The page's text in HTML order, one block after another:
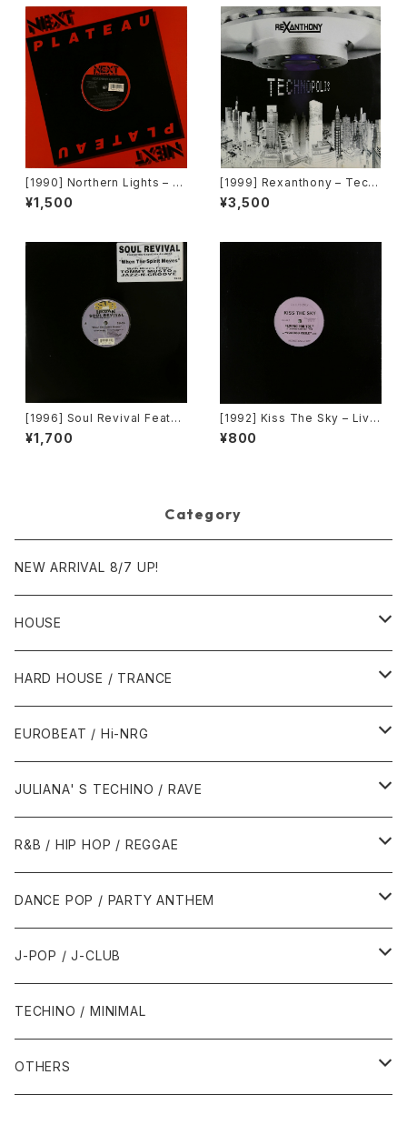
[1990] Northern Lights – J
et Lag [Next Plateau Recor
ds Inc.]
¥1,500
[1999] Rexanthony – Tech
nopolis [Franton]
¥3,500
[1996] Soul Revival Featuri
ng Capathia Jenkins – Whe
n The Spirit Moves [Sub-U
¥1,700
[1992] Kiss The Sky – Livin
g For You / Voodoo Chile /
What Does It Take? / Don't
¥800
Category
NEW ARRIVAL 8/7 UP!
HOUSE
1980年代
1987年・以前
1988年
1990年代
1990年
1991年
1995年
1996年
2000年代
2000年
2001年
2005年
2010年代
2010年
2011年
HARD HOUSE / TRANCE
1990年代
1994年・以前
1995年
1999年
2000年代
2000年
2001年
2005年
EUROBEAT / Hi-NRG
1980年代
1986年・以前
1987年
1990年代
1990年
1991年
2000年代
JULIANA' S TECHINO / RAVE
1990年代
1990年
1991年
2000年代
2000年
2001年
R&B / HIP HOP / REGGAE
1980年代
1985年・以前
1986年
1990年代
1990年
1991年
2000年代
2000年
DANCE POP / PARTY ANTHEM
1980年代
1988年・以前
1989年
1990年代
1990年
2000年代
J-POP / J-CLUB
1980年代
1990年代
TECHINO / MINIMAL
OTHERS